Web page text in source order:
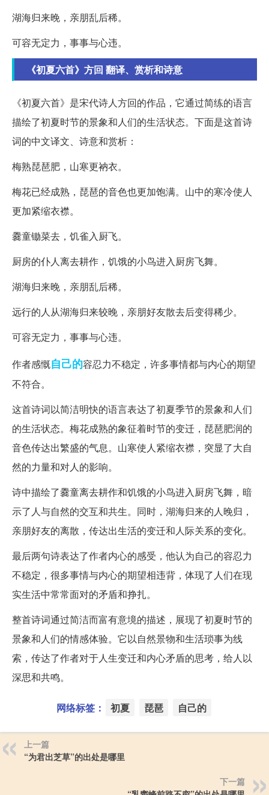
湖海归来晚，亲朋乱后稀。
可容无定力，事事与心违。
《初夏六首》方回 翻译、赏析和诗意
《初夏六首》是宋代诗人方回的作品，它通过简练的语言
描绘了初夏时节的景象和人们的生活状态。下面是这首诗
词的中文译文、诗意和赏析：
梅熟琵琶肥，山寒更衲衣。
梅花已经成熟，琵琶的音色也更加饱满。山中的寒冷使人
更加紧缩衣襟。
爨童锄菜去，饥雀入厨飞。
厨房的仆人离去耕作，饥饿的小鸟进入厨房飞舞。
湖海归来晚，亲朋乱后稀。
远行的人从湖海归来较晚，亲朋好友散去后变得稀少。
可容无定力，事事与心违。
作者感慨自己的容忍力不稳定，许多事情都与内心的期望
不符合。
这首诗词以简洁明快的语言表达了初夏季节的景象和人们
的生活状态。梅花成熟的象征着时节的变迁，琵琶肥润的
音色传达出繁盛的气息。山寒使人紧缩衣襟，突显了大自
然的力量和对人的影响。
诗中描绘了爨童离去耕作和饥饿的小鸟进入厨房飞舞，暗
示了人与自然的交互和共生。同时，湖海归来的人晚归，
亲朋好友的离散，传达出生活的变迁和人际关系的变化。
最后两句诗表达了作者内心的感受，他认为自己的容忍力
不稳定，很多事情与内心的期望相违背，体现了人们在现
实生活中常常面对的矛盾和挣扎。
整首诗词通过简洁而富有意境的描述，展现了初夏时节的
景象和人们的情感体验。它以自然景物和生活琐事为线
索，传达了作者对于人生变迁和内心矛盾的思考，给人以
深思和共鸣。
网络标签： 初夏 琵琶 自己的
上一篇
“为君出芝草”的出处是哪里
下一篇